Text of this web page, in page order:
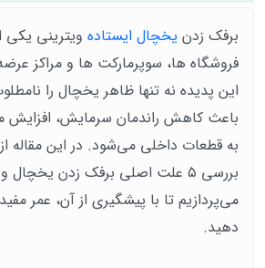
برفک زدن یخچال ایستاده ویترینی یکی
فروشگاه‌ ها، سوپرمارکت‌ ها و مراکز
این پدیده نه‌ تنها ظاهر یخچال را
باعث کاهش راندمان سرمایش،
به قطعات داخلی می‌شود. در این مقاله از
بررسی ۵ علت اصلی برفک زدن یخچال
می‌پردازیم تا با پیشگیری از آن، عمر
دهید.